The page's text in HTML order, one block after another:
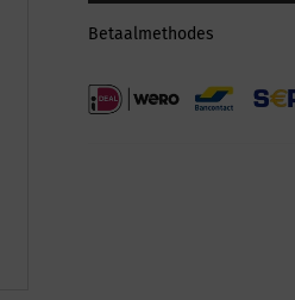
Betaalmethodes